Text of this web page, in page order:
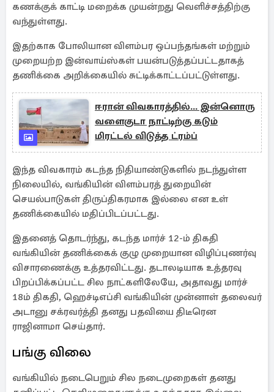
கணக்குக் காட்டி மறைக்க முயன்றது வெளிச்சத்திற்கு
வந்துள்ளது.
இதற்காக போலியான விளம்பர ஒப்பந்தங்கள் மற்றும்
முறையற்ற இன்வாய்ஸ்கள் பயன்படுத்தப்பட்டதாகத்
தணிக்கை அறிக்கையில் சுட்டிக்காட்டப்பட்டுள்ளது.
ஈரான் விவகாரத்தில்... இன்னொரு
வளைகுடா நாட்டிற்கு கடும்
மிரட்டல் விடுத்த ட்ரம்ப்
இந்த விவகாரம் கடந்த நிதியாண்டுகளில் நடந்துள்ள
நிலையில், வங்கியின் விளம்பரத் துறையின்
செயல்பாடுகள் திருப்திகரமாக இல்லை என உள்
தணிக்கையில் மதிப்பிடப்பட்டது.
இதனைத் தொடர்ந்து, கடந்த மார்ச் 12-ம் திகதி
வங்கியின் தணிக்கைக் குழு முறையான விழிப்புணர்வு
விசாரணைக்கு உத்தரவிட்டது. தடாலடியாக உத்தரவு
பிறப்பிக்கப்பட்ட சில நாட்களிலேயே, அதாவது மார்ச்
18ம் திகதி, ஹெச்டிஎப்சி வங்கியின் முன்னாள் தலைவர்
அடானு சக்ரவர்த்தி தனது பதவியை திடீரென
ராஜினாமா செய்தார்.
பங்கு விலை
வங்கியில் நடைபெறும் சில நடைமுறைகள் தனது